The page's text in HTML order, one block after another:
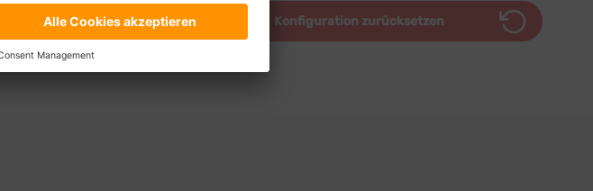
Konfiguration zurücksetzen